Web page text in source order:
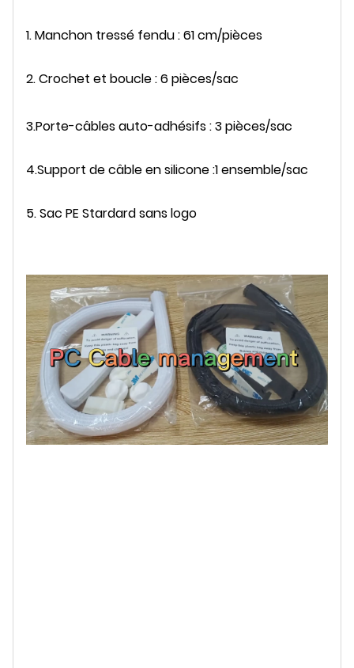
1. Manchon tressé fendu : 61 cm/pièces
2. Crochet et boucle : 6 pièces/sac
3.Porte-câbles auto-adhésifs: 3 pièces/sac
4.Support de câble en silicone :1 ensemble/sac
5. Sac PE Stardard sans logo